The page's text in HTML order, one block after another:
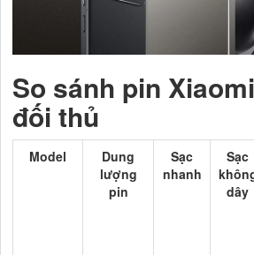
So sánh pin
đối thủ
Model
Dung
lượng
pin
Sạc
nhanh
Sạc
dây